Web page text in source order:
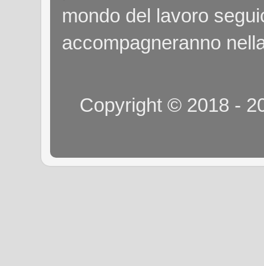
mondo del lavoro
accompagneranno
Copyright © 2018 -